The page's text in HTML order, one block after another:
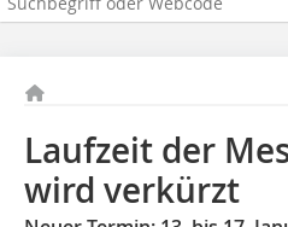
Laufzeit der
wird verkürzt